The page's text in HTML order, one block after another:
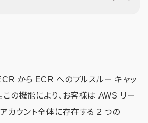
から ECR​​ へのプルスルー キャッ
この機能により、お客様は AWS リー
カウント全体に存在する 2 つの